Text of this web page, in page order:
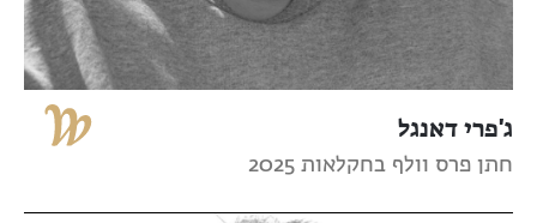
ג'פרי דאנגל
חתן פרס וולף בחקלאות 2025